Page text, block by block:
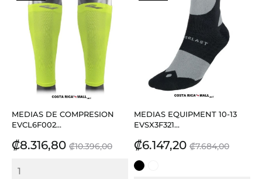
MEDIAS DE COMPRESION
EVCL6F002...
Precio
₡8.316,80 Precio
₡10.396,00
MEDIAS EQUIPMENT 10-13
EVSX3F321...
Precio
₡6.147,20 Precio
₡7.684,00
NEGRO